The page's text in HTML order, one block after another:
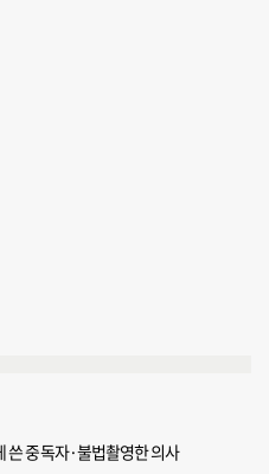
중독자·불법촬영한 의사